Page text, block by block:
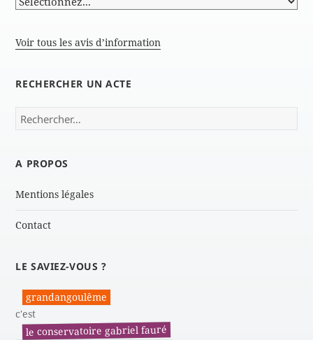
Voir tous les avis d’information
RECHERCHER UN ACTE
Rechercher :
A PROPOS
Mentions légales
Contact
LE SAVIEZ-VOUS ?
grandangoulême
c'est
le conservatoire gabriel fauré